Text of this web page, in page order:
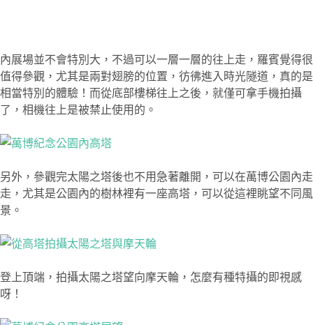
內展場並不會特別大，不過可以一層一層的往上走，羅賓覺得很
值得參觀，尤其是兩對翅膀的位置，彷彿進入時光隧道，真的是
相當特別的體驗！而從底部樓梯往上之後，就僅可拿手機拍攝
了，相機往上是被禁止使用的。
另外，參觀完太陽之塔後也不用急著離開，可以在萬博公園內走
走，尤其是公園內的樹林裡有一座高塔，可以從這裡眺望不同風
景。
登上頂端，拍攝太陽之塔望向摩天輪，怎麼有種特攝的即視感
呀！